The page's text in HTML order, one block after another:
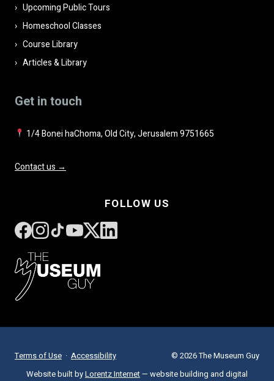
Upcoming Public Tours
Homeschool Classes
Course Library
Articles & Library
Get in touch
1/4 Bonei haChoma, Old City, Jerusalem 9751665
Contact us →
FOLLOW US
Terms of Use · Accessibility
© 2026 The Museum Guy
Website built byLorentz Internet— website building and digital